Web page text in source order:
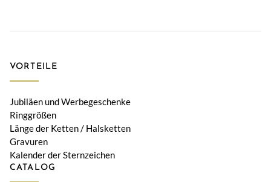
VORTEILE
Jubiläen und Werbegeschenke
Ringgrößen
Länge der Ketten / Halsketten
Gravuren
Kalender der Sternzeichen
CATALOG